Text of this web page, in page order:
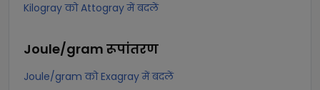
Kilogray को Attogray में बदलें
Joule/gram रूपांतरण
Joule/gram को Exagray में बदलें